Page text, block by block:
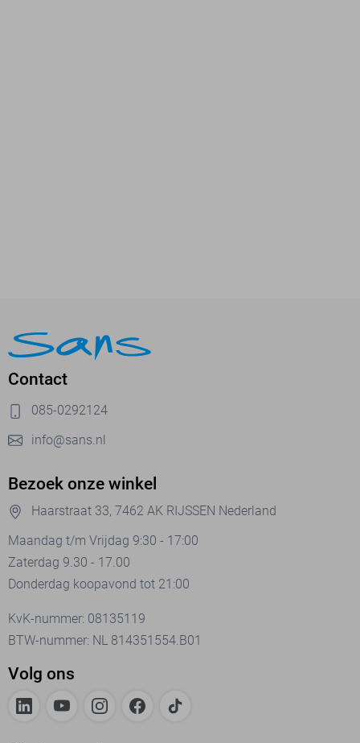
Contact
085-0292124
info@sans.nl
Bezoek onze winkel
Haarstraat 33, 7462 AK RIJSSEN Nederland
Maandag t/m Vrijdag 9:30 - 17:00
Zaterdag 9.30 - 17.00
Donderdag koopavond tot 21:00
KvK-nummer: 08135119
BTW-nummer: NL 814351554.B01
Volg ons